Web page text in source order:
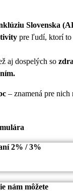
Slovenska
pre ľudí, ktorí to
aj dospelých so
– znamená pre
2% / 3%
nám môžete